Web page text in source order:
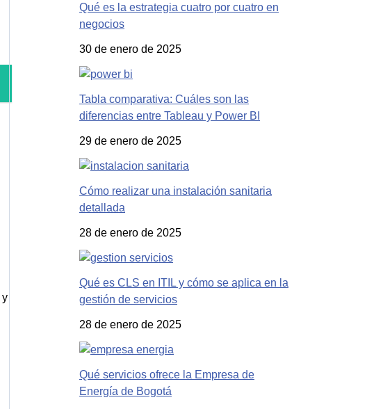
y
Qué es la estrategia cuatro por cuatro en
negocios
30 de enero de 2025
Tabla comparativa: Cuáles son las
diferencias entre Tableau y Power BI
29 de enero de 2025
Cómo realizar una instalación sanitaria
detallada
28 de enero de 2025
Qué es CLS en ITIL y cómo se aplica en la
gestión de servicios
28 de enero de 2025
Qué servicios ofrece la Empresa de
Energía de Bogotá